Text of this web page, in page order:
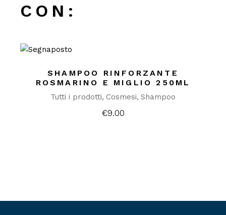
CON:
SHAMPOO RINFORZANTE
ROSMARINO E MIGLIO 250ML
Tutti i prodotti Cosmesi Shampoo
€9.00